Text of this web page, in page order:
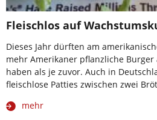
Fleischlos auf
Dieses Jahr dürften am
mehr Amerikaner pflanzliche
haben als je zuvor. Auch in
fleischlose Patties zwischen zwei
mehr